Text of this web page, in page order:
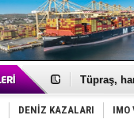
Anadolu
Tüpraş,
İTU AUV,
LNG
DENİZ KAZALARI IMO